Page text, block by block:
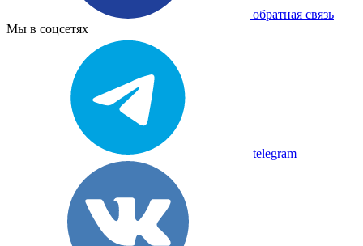
обратная связь
Мы в соцсетях
telegram